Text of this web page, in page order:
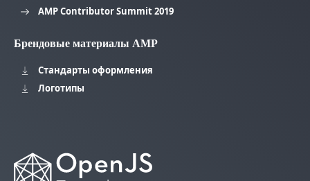
AMP Contributor Summit 2019
Брендовые материалы AMP
Стандарты оформления
Логотипы